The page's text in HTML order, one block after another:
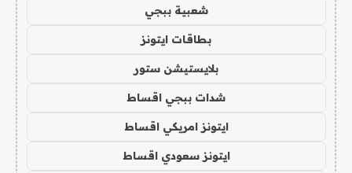
شعبية ببجي
بطاقات ايتونز
بلايستيشن ستور
شدات ببجي اقساط
ايتونز امريكي اقساط
ايتونز سعودي اقساط